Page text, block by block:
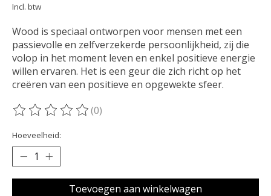
Incl. btw
Wood is speciaal ontworpen voor mensen met een
passievolle en zelfverzekerde persoonlijkheid, zij die
volop in het moment leven en enkel positieve energie
willen ervaren. Het is een geur die zich richt op het
creëren van een positieve en opgewekte sfeer.
De beoordeling van dit product is
(0)
Hoeveelheid:
Toevoegen aan winkelwagen